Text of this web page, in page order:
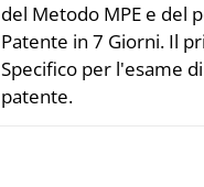
del Metodo MPE e del
Patente in 7 Giorni. Il
Specifico per l'esame
patente.